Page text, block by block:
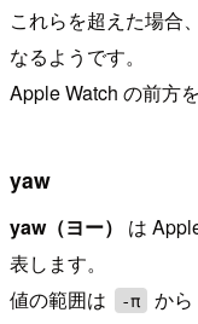
これらを超えた場合
なるようです。
Apple Watch の前方
yaw
yaw（ヨー） は
表します。
値の範囲は
-π から